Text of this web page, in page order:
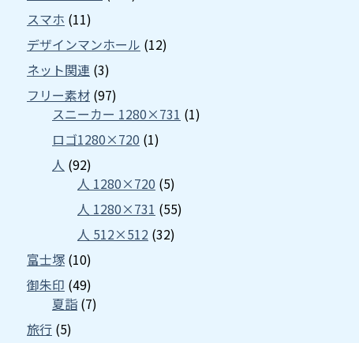
スマホ (11)
デザインマンホール (12)
ネット関連 (3)
フリー素材 (97)
スニーカー 1280×731 (1)
ロゴ1280×720 (1)
人 (92)
人 1280×720 (5)
人 1280×731 (55)
人 512×512 (32)
富士塚 (10)
御朱印 (49)
夏詣 (7)
旅行 (5)